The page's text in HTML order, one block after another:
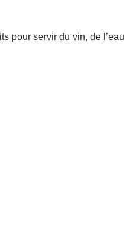
pour servir du vin, de l’eau